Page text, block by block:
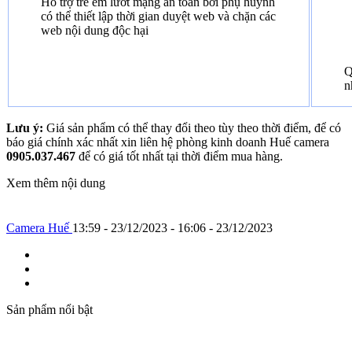
có thể thiết lập thời gian duyệt web và chặn các
web nội dung độc hại
Lưu ý: Giá sản phẩm có thể thay đổi theo tùy theo thời điểm, để có
báo giá chính xác nhất xin liên hệ phòng kinh doanh Huế camera
0905.037.467 để có giá tốt nhất tại thời điểm mua hàng.
Xem thêm nội dung
Camera Huế 13:59 - 23/12/2023 - 16:06 - 23/12/2023
Sản phẩm nổi bật